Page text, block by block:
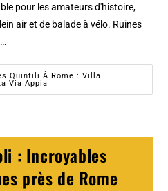
pour les amateurs d'histoire,
air et de balade à vélo. Ruines
Quintili À Rome : Villa
Via Appia
: Incroyables
près de Rome